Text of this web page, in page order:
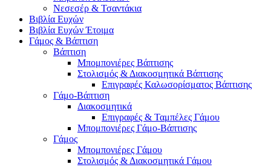
Νεσεσέρ & Τσαντάκια
Βιβλία Ευχών
Βιβλία Ευχών Έτοιμα
Γάμος & Βάπτιση
Βάπτιση
Μπομπονιέρες Βάπτισης
Στολισμός & Διακοσμητικά Βάπτισης
Επιγραφές Καλωσορίσματος Βάπτισης
Γάμο-Βάπτιση
Διακοσμητικά
Επιγραφές & Ταμπέλες Γάμου
Μπομπονιέρες Γάμο-Βάπτισης
Γάμος
Μπομπονιέρες Γάμου
Στολισμός & Διακοσμητικά Γάμου